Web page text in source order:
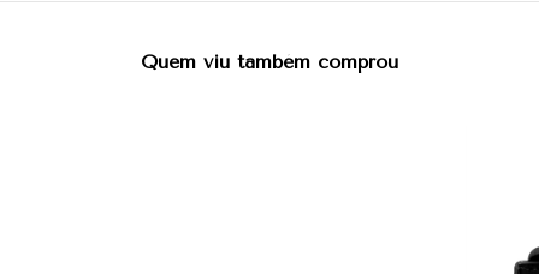
Quem viu também comprou